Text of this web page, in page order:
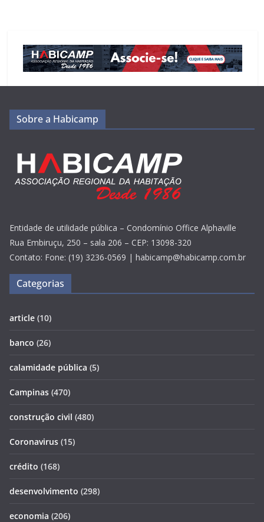
Sobre a Habicamp
Entidade de utilidade pública – Condomínio Office Alphaville
Rua Embiruçu, 250 – sala 206 – CEP: 13098-320
Contato: Fone: (19) 3236-0569 | habicamp@habicamp.com.br
Categorias
article (10)
banco (26)
calamidade pública (5)
Campinas (470)
construção civil (480)
Coronavirus (15)
crédito (168)
desenvolvimento (298)
economia (206)